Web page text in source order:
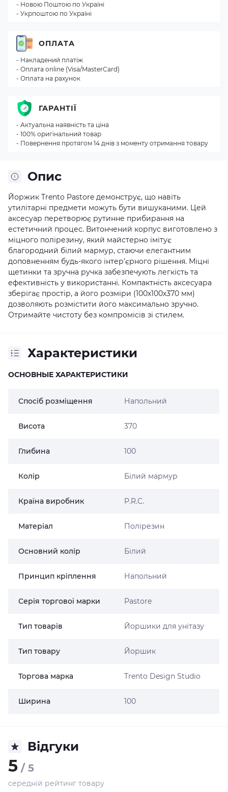
Опис
Йоржик Trento Pastore демонструє, що навіть
утилітарні предмети можуть бути вишуканими. Цей
аксесуар перетворює рутинне прибирання на
естетичний процес. Витончений корпус виготовлено з
міцного полірезину, який майстерно імітує
благородний білий мармур, стаючи елегантним
доповненням будь-якого інтер’єрного рішення. Міцні
щетинки та зручна ручка забезпечують легкість та
ефективність у використанні. Компактність аксесуара
зберігає простір, а його розміри (100х100х370 мм)
дозволяють розмістити його максимально зручно.
Отримайте чистоту без компромісів зі стилем.
Характеристики
ОСНОВНЫЕ ХАРАКТЕРИСТИКИ
Спосіб розміщення Напольний
Висота 370
Глибина 100
Колір Білий мармур
Країна виробник P.R.C.
Матеріал Полірезин
Основний колір Білий
Принцип кріплення Напольний
Серія торгової марки Pastore
Тип товарів Йоршики для унітазу
Тип товару Йоршик
Торгова марка Trento Design Studio
Ширина 100
Відгуки
5 / 5
середній рейтинг товару
- Новою Поштою по Україні
- Укрпоштою по Україні
ОПЛАТА
- Накладений платіж
- Оплата online (Visa/MasterCard)
- Оплата на рахунок
ГАРАНТІЇ
- Актуальна наявність та ціна
- 100% оригінальний товар
- Повернення протягом 14 днів з моменту отримання товару